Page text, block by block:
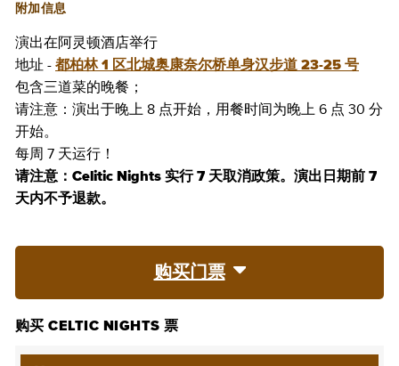
附加信息
演出在阿灵顿酒店举行
地址 - 都柏林 1 区北城奥康奈尔桥单身汉步道 23-25 号
包含三道菜的晚餐；
请注意：演出于晚上 8 点开始，用餐时间为晚上 6 点 30 分
开始。
每周 7 天运行！
请注意：Celitic Nights 实行 7 天取消政策。演出日期前 7
天内不予退款。
购买门票
购买 CELTIC NIGHTS 票